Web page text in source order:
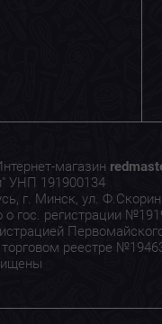
магазин
УНП 191900134
г. Минск, ул.
о гос. регистрации
реестре